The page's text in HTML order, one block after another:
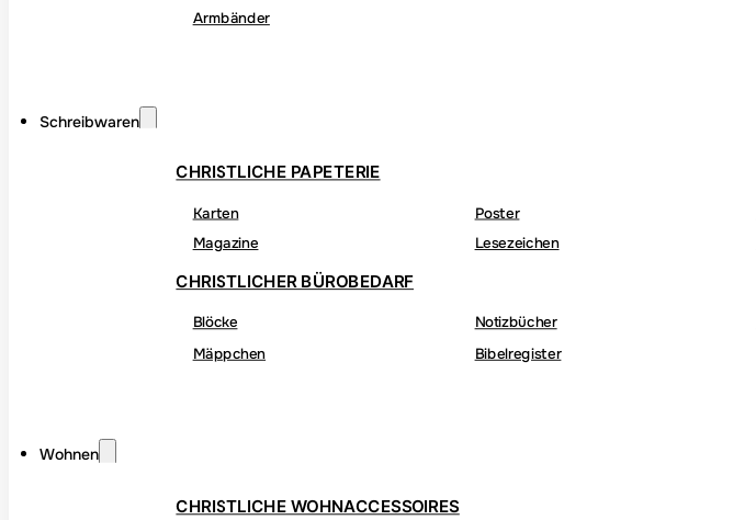
Armbänder
Schreibwaren
CHRISTLICHE PAPETERIE
Karten Poster
Magazine
Lesezeichen
CHRISTLICHER BÜROBEDARF
Blöcke Notizbücher
Mäppchen
Bibelregister
Wohnen
CHRISTLICHE WOHNACCESSOIRES